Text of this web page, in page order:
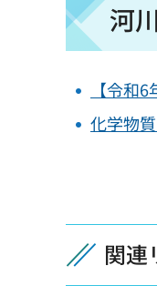
河
【令和
化学物
関連